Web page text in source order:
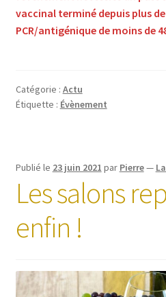
vaccinal terminé depuis plus
PCR/antigénique de moins de
Catégorie : Actu
Étiquette : Évènement
Publié le 23 juin 2021 par Pierre—
Les salons
enfin !